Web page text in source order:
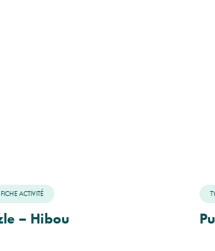
FICHE ACTIVITÉ
– Hibou